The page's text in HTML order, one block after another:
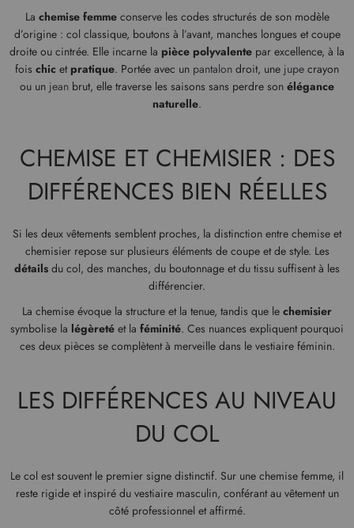
La chemise femme conserve les codes structurés de son modèle
d’origine : col classique, boutons à l’avant, manches longues et coupe
droite ou cintrée. Elle incarne la pièce polyvalente par excellence, à la
fois chic et pratique. Portée avec un pantalon droit, une jupe crayon
ou un jean brut, elle traverse les saisons sans perdre son élégance
naturelle.
CHEMISE ET CHEMISIER : DES
DIFFÉRENCES BIEN RÉELLES
Si les deux vêtements semblent proches, la distinction entre chemise et
chemisier repose sur plusieurs éléments de coupe et de style. Les
détails du col, des manches, du boutonnage et du tissu suffisent à les
différencier.
La chemise évoque la structure et la tenue, tandis que le chemisier
symbolise la légèreté et la féminité. Ces nuances expliquent pourquoi
ces deux pièces se complètent à merveille dans le vestiaire féminin.
LES DIFFÉRENCES AU NIVEAU
DU COL
Le col est souvent le premier signe distinctif. Sur une chemise femme, il
reste rigide et inspiré du vestiaire masculin, conférant au vêtement un
côté professionnel et affirmé.